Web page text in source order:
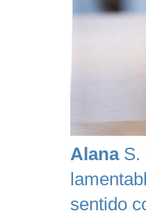
AlanaS.
sentido